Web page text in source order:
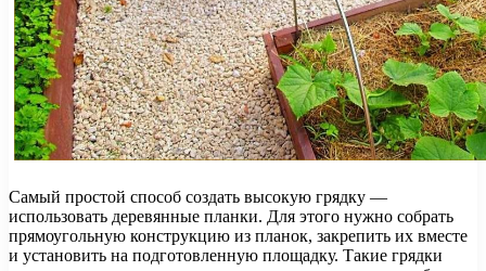
Самый простой способ создать высокую грядку —
использовать деревянные планки. Для этого нужно собрать
прямоугольную конструкцию из планок, закрепить их вместе
и установить на подготовленную площадку. Такие грядки